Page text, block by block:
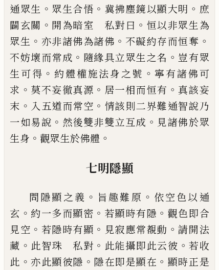
通眾生 。 眾生合悟 。 冀拂塵鏡以顯大明 。 庶
闢玄關 。 開為暗室 私對曰 。 恒以非眾生為
眾生 。 亦非諸佛為諸佛 。 不礙約存而恒奪 。
不妨壞而常成 。 隨緣具立眾生之名 。 豈有眾
生可得 。 約體權施法身之號 。 寧有諸佛可
求 。 莫不妄徹真源 。 居一相而恒有 。 真該妄
末 。 入五道而常空 。 情該則二界難通智說乃
一如易說 。 然後雙非雙立互成 。 見諸佛於眾
生身 。 觀眾生於佛體 。
七明隱顯
問隱顯之義 。 旨趣難原 。 依空色以通
玄 。 約一多而顯密 。 若顯時有隱 。 觀色即合
見空 。 若隱時有顯 。 見寂應常覩動 。請開法
藏 。 此智珠 私對 。 此能攝即此云彼 。若收
此 。亦此顯彼隱 。 隱在即是顯在 。 顯時正是